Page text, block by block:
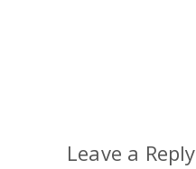
Leave a Reply